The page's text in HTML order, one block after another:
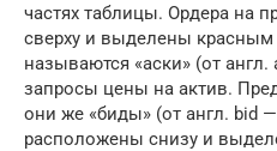
частях таблицы. Ордера на
сверху и выделены
называются «аски» (от
запросы цены на актив.
они же «биды» (от англ. bid
расположены снизу и